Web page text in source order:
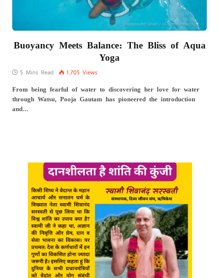
Buoyancy Meets Balance: The Bliss of Aqua
Yoga
5 Mins Read 1,705 Views
From being fearful of water to discovering her love for water
through Watsu, Pooja Gautam has pioneered the introduction
and…